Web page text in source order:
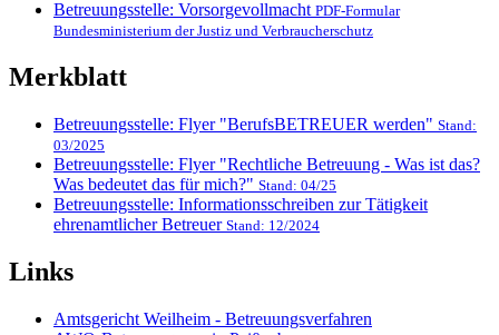
Betreuungsstelle: Vorsorgevollmacht PDF-Formular
Bundesministerium der Justiz und Verbraucherschutz
Merkblatt
Betreuungsstelle: Flyer "BerufsBETREUER werden" Stand:
03/2025
Betreuungsstelle: Flyer "Rechtliche Betreuung - Was ist das?
Was bedeutet das für mich?" Stand: 04/25
Betreuungsstelle: Informationsschreiben zur Tätigkeit
ehrenamtlicher Betreuer Stand: 12/2024
Links
Amtsgericht Weilheim - Betreuungsverfahren